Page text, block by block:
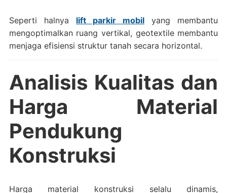
Seperti halnya lift parkir mobil yang membantu
mengoptimalkan ruang vertikal, geotextile membantu
menjaga efisiensi struktur tanah secara horizontal.
Analisis Kualitas dan
Harga Material
Pendukung
Konstruksi
Harga material konstruksi selalu dinamis,